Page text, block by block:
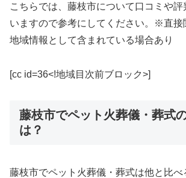
こちらでは、藤枝市について口コミや評
いますので参考にしてください。※直接
地域情報として含まれている場合あり
[cc id=36<!地域目次前ブロック>]
藤枝市でペット火葬儀・葬式
は？
藤枝市でペット火葬儀・葬式は他と比